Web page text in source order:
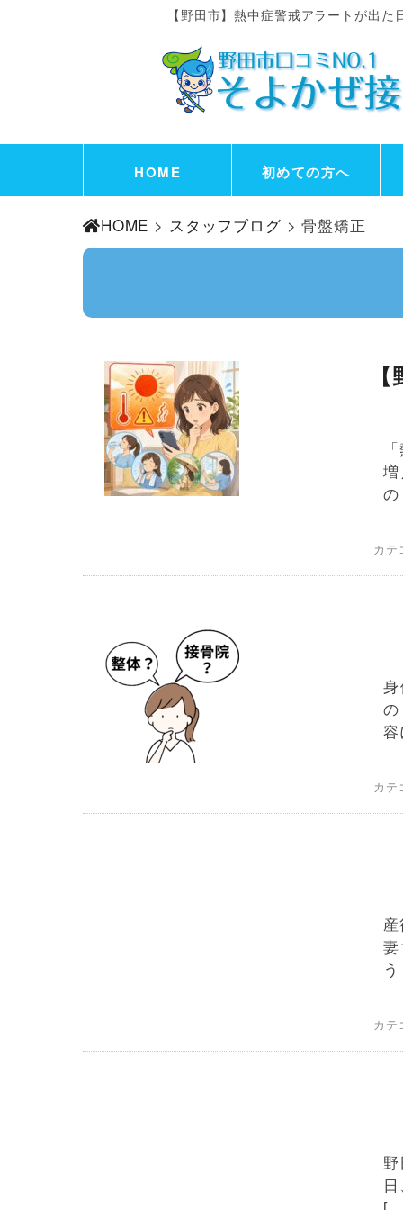
【野田市】熱中症警戒アラートが出
HOME 初めての方へ
HOME > スタッフブログ> 骨盤矯正
カテ
カテ
カテ